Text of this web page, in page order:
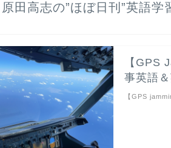
原田高志の”ほぼ日刊”英語
【GPS
事英語
【GPS